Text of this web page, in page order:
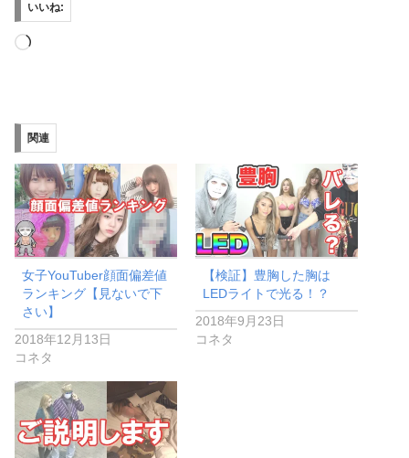
いいね:
読
み
中…
関連
女子YouTuber顔面偏差値
ランキング【見ないで下
さい】
2018年12月13日
コネタ
【検証】豊胸した胸は
LEDライトで光る！？
2018年9月23日
コネタ